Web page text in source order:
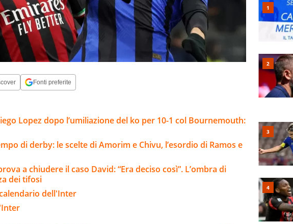
Fonti preferite
Lopez dopo l’umiliazione del ko per 10-1 col Bournemouth:
di derby: le scelte di Amorim e Chivu, l’esordio di Ramos e
a chiudere il caso David: “Era deciso così”. L’ombra di
dei tifosi
dell'Inter